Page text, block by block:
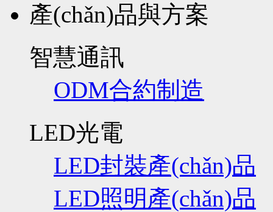
產(chǎn)品與方案
智慧通訊
ODM合約制造
LED光電
LED封裝產(chǎn)品
LED照明產(chǎn)品